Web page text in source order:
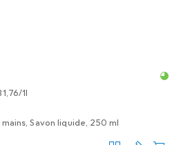
/1l
Savon liquide, 250 ml